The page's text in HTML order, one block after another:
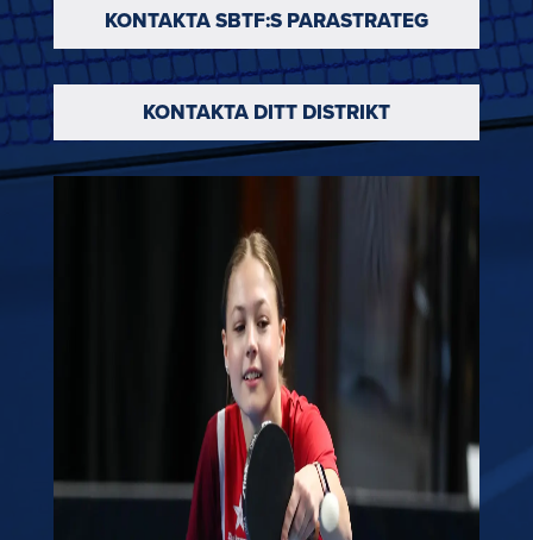
KONTAKTA SBTF:S PARASTRATEG
KONTAKTA DITT DISTRIKT